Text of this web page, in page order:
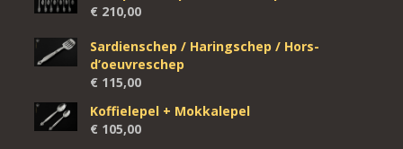
€ 210,00
Sardienschep / Haringschep / Hors-
d’oeuvreschep
€ 115,00
Koffielepel + Mokkalepel
€ 105,00